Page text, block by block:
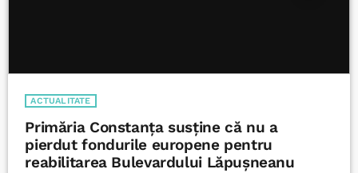
ACTUALITATE
Primăria Constanța susține că nu a
pierdut fondurile europene pentru
reabilitarea Bulevardului Lăpușneanu